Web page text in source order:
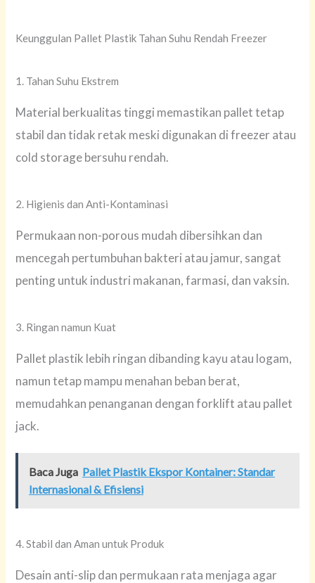
Keunggulan Pallet Plastik Tahan Suhu Rendah Freezer
1. Tahan Suhu Ekstrem
Material berkualitas tinggi memastikan pallet tetap
stabil dan tidak retak meski digunakan di freezer atau
cold storage bersuhu rendah.
2. Higienis dan Anti-Kontaminasi
Permukaan non-porous mudah dibersihkan dan
mencegah pertumbuhan bakteri atau jamur, sangat
penting untuk industri makanan, farmasi, dan vaksin.
3. Ringan namun Kuat
Pallet plastik lebih ringan dibanding kayu atau logam,
namun tetap mampu menahan beban berat,
memudahkan penanganan dengan forklift atau pallet
jack.
Baca Juga Pallet Plastik Ekspor Kontainer: Standar
Internasional & Efisiensi
4. Stabil dan Aman untuk Produk
Desain anti-slip dan permukaan rata menjaga agar